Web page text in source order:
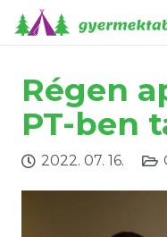
Régen
PT-ben
2022. 07. 16.